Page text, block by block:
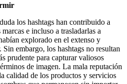
los hashtags han contribuido a
e incluso a trasladarlas a
explorado en el extenso y
embargo, los hashtags no resultan
prudente para capturar valiosos
de imagen. La mala reputación
calidad de los productos y servicios